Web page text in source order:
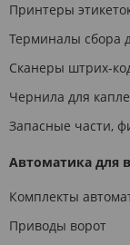
Принтеры
Терминалы сбора
Сканеры штрих-
Чернила для
Запасные части,
Автоматика для
Комплекты
Приводы ворот